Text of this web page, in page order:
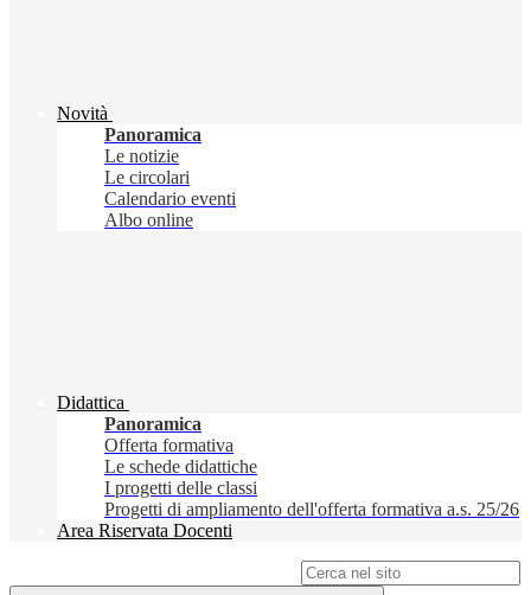
Novità
Panoramica
Le notizie
Le circolari
Calendario eventi
Albo online
Didattica
Panoramica
Offerta formativa
Le schede didattiche
I progetti delle classi
Progetti di ampliamento dell'offerta formativa a.s. 25/26
Area Riservata Docenti